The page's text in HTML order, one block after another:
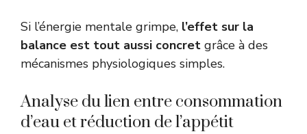
Si l’énergie mentale grimpe, l’effet sur la
balance est tout aussi concret grâce à des
mécanismes physiologiques simples.
Analyse du lien entre consommation
d’eau et réduction de l’appétit